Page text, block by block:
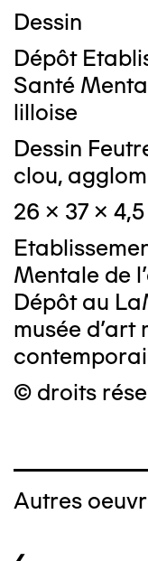
Dessin
Dépôt
Santé
lilloise
Dessin
clou,
26 x 37 x
Mentale de
Dépôt au
musée d’art
© droits
Autres